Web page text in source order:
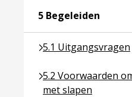
5 Begeleiden Ga
5.1 Uitgangsvragen
Ga naar pagina over
5.2 Voorwaarden
met slapen
Ga naar pagina over